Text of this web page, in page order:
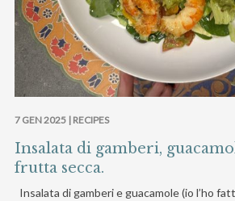
7 GEN 2025 | RECIPES
Insalata di gamberi,
frutta secca.
Insalata di gamberi e guacamole (io l’ho